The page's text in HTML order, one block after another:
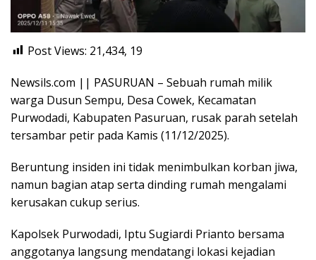
Post Views: 21,434, 19
Newsils.com || PASURUAN – Sebuah rumah milik
warga Dusun Sempu, Desa Cowek, Kecamatan
Purwodadi, Kabupaten Pasuruan, rusak parah setelah
tersambar petir pada Kamis (11/12/2025).
Beruntung insiden ini tidak menimbulkan korban jiwa,
namun bagian atap serta dinding rumah mengalami
kerusakan cukup serius.
Kapolsek Purwodadi, Iptu Sugiardi Prianto bersama
anggotanya langsung mendatangi lokasi kejadian